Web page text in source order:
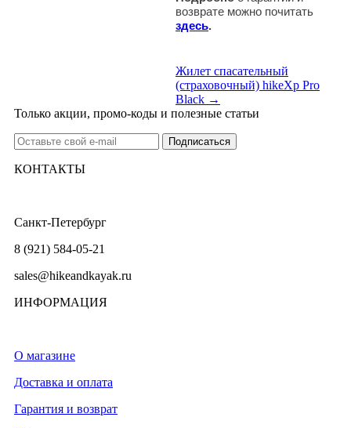
возврате можно почитать
здесь.
Жилет спасательный
(страховочный) hikeXp Pro
Black →
Только акции, промо-коды и полезные статьи
КОНТАКТЫ
Санкт-Петербург
8 (921) 584-05-21
sales@hikeandkayak.ru
ИНФОРМАЦИЯ
О магазине
Доставка и оплата
Гарантия и возврат